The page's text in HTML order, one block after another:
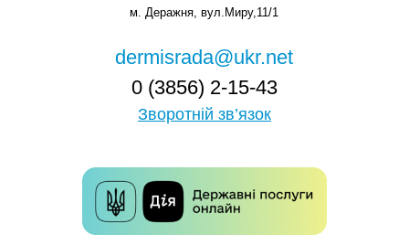
м. Деражня, вул.Миру,11/1
dermisrada@ukr.net
0 (3856) 2-15-43
Зворотній зв’язок